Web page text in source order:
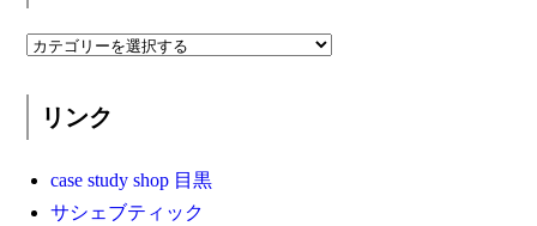
リンク
case study shop 目黒
サシェブティック